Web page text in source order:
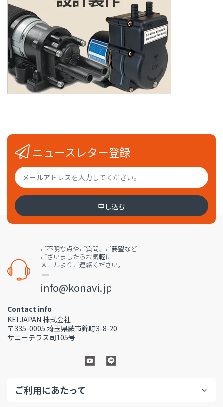
ニュースレター登録
申し込む
ご不明な点やご質問、ご要望など
ございましたらお気軽に
メールよりご連絡ください。
－
info@konavi.jp
Contact info
KEI JAPAN 株式会社
〒335-0005 埼玉県蕨市錦町3-8-20
サニーテラス司105号
ご利用にあたって